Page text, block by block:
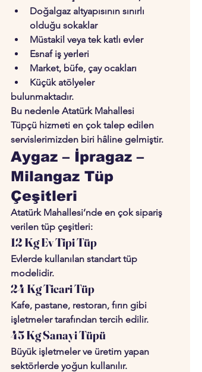
Doğalgaz altyapısının sınırlı
olduğu sokaklar
Müstakil veya tek katlı evler
Esnaf iş yerleri
Market, büfe, çay ocakları
Küçük atölyeler
bulunmaktadır.
Bu nedenle Atatürk Mahallesi
Tüpçü hizmeti en çok talep edilen
servislerimizden biri hâline gelmiştir.
Aygaz – İpragaz –
Milangaz Tüp
Çeşitleri
Atatürk Mahallesi’nde en çok sipariş
verilen tüp çeşitleri:
12 Kg Ev Tipi Tüp
Evlerde kullanılan standart tüp
modelidir.
24 Kg Ticari Tüp
Kafe, pastane, restoran, fırın gibi
işletmeler tarafından tercih edilir.
45 Kg Sanayi Tüpü
Büyük işletmeler ve üretim yapan
sektörlerde yoğun kullanılır.